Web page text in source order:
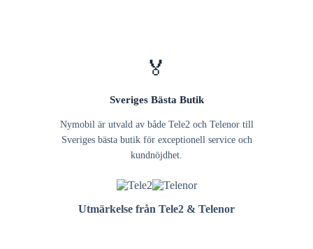
🏅
Sveriges Bästa Butik
Nymobil är utvald av både Tele2 och Telenor till
Sveriges bästa butik för exceptionell service och
kundnöjdhet.
Utmärkelse från Tele2 & Telenor